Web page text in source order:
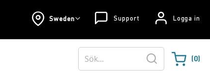
Logga in
Support
Sweden
Varukorgen
0
Sök